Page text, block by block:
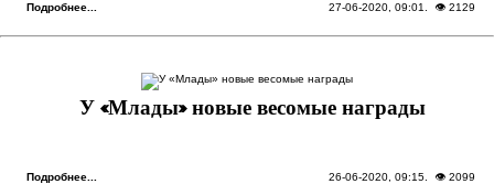
Подробнее... 27-06-2020, 09:01 . 👁 2129
У «Млады» новые весомые награды
Подробнее... 26-06-2020, 09:15. 👁 2099